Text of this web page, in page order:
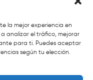
la mejor experiencia en
a analizar el tráfico, mejorar
para ti. Puedes aceptar
según tu elección.
Términos y condiciones